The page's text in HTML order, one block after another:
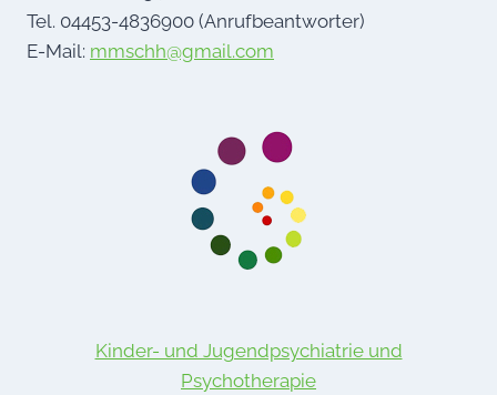
Tel. 04453-4836900 (Anrufbeantworter)
E-Mail: mmschh@gmail.com
Kinder- und Jugendpsychiatrie und
Psychotherapie